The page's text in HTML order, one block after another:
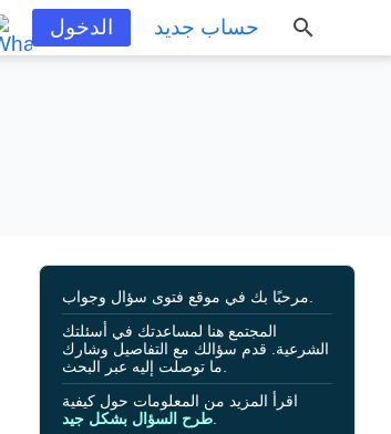
الدخول حساب جديد
المجتمع هنا لمساعدتك في أسئلتك
الشرعية. قدم سؤالك مع التفاصيل وشارك
اقرأ المزيد من المعلومات حول كيفية
طرح السؤال بشكل جيد